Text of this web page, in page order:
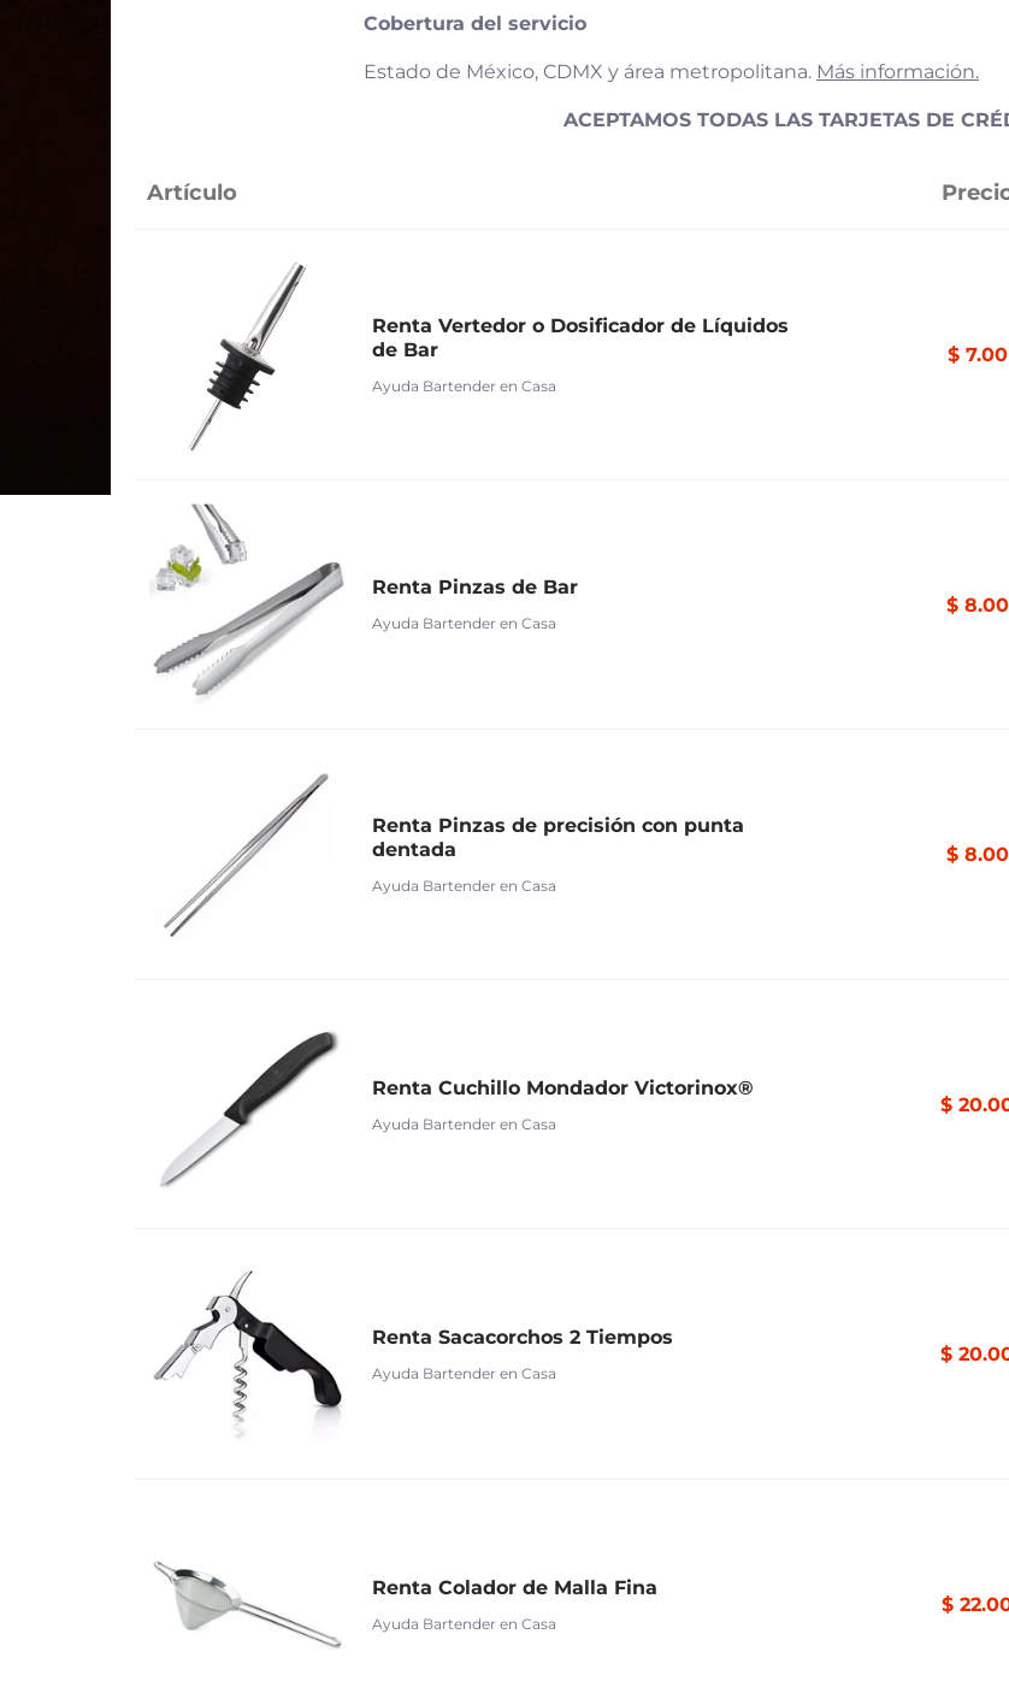
Cobertura del servicio
Estado de México, CDMX y área metropolitana. Más información.
ACEPTAMOS TODAS LAS TARJETAS DE
Artículo
Renta Vertedor o Dosificador de Líquidos
de Bar
Ayuda Bartender en Casa
$ 7.00
Renta Pinzas de Bar
Ayuda Bartender en Casa
$ 8.00
Renta Pinzas de precisión con punta
dentada
Ayuda Bartender en Casa
$ 8.00
Renta Cuchillo Mondador Victorinox®
Ayuda Bartender en Casa
$
Renta Sacacorchos 2 Tiempos
Ayuda Bartender en Casa
$
Renta Colador de Malla Fina
Ayuda Bartender en Casa
$